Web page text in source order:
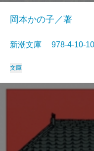
岡本かの子／著
新潮文庫 978-4-10-
文庫